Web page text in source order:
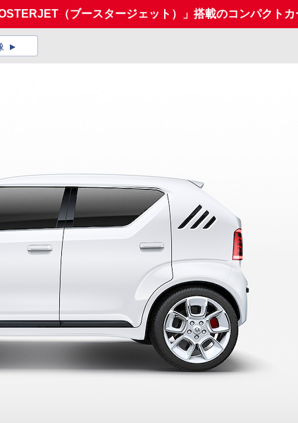
（ブースタージェット）」搭載のコンパクト